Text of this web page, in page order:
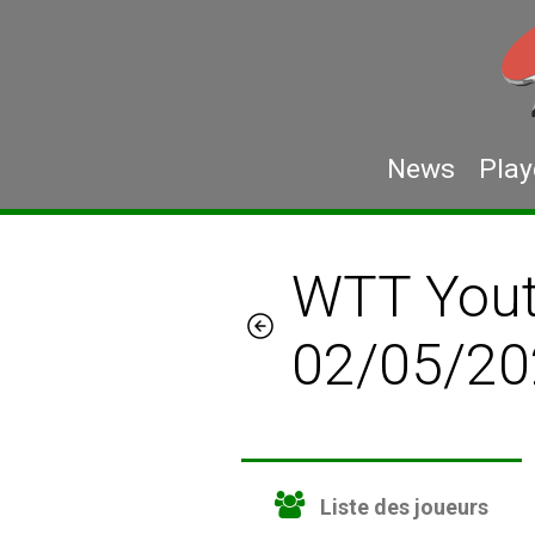
News
WTT
02/05/
Liste des joueurs